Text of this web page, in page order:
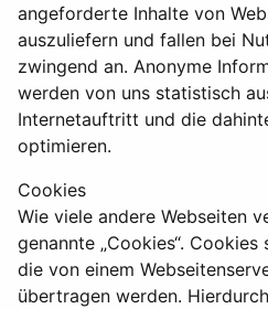
angeforderte Inhalte von
auszuliefern und fallen bei
zwingend an. Anonyme
werden von uns statistisch
Internetauftritt und die
optimieren.
Cookies
Wie viele andere Webseiten
genannte „Cookies“.
die von einem
übertragen werden.